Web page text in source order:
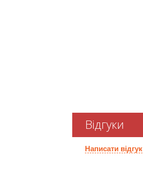
Відгуки
Написати відгук